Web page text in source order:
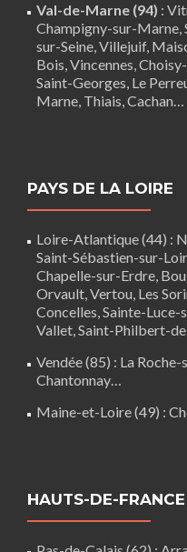
Val-de-Marne (94) :
Champigny-sur-Marne,
sur-Seine, Villejuif,
Bois,Vincennes,
Saint-Georges, Le
Marne, Thiais, Cachan…
PAYS DE LA LOIRE
Loire-Atlantique (44) :
Saint-Sébastien-sur-
Chapelle-sur-Erdre,
Orvault,Vertou, Les
Concelles,Sainte-Luce-
Vallet, Saint-Philbert-
Vendée (85) : La Roche-
Chantonnay…
Maine-et-Loire (49) :
HAUTS-DE-FRANCE